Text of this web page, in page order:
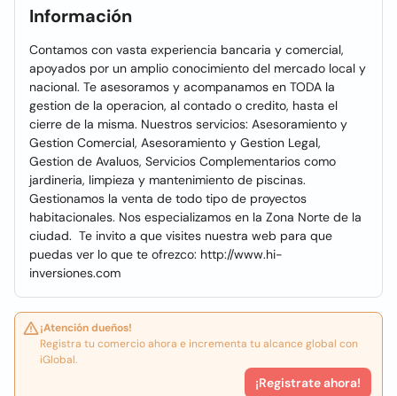
Información
Contamos con vasta experiencia bancaria y comercial,
apoyados por un amplio conocimiento del mercado local y
nacional. Te asesoramos y acompanamos en TODA la
gestion de la operacion, al contado o credito, hasta el
cierre de la misma. Nuestros servicios: Asesoramiento y
Gestion Comercial, Asesoramiento y Gestion Legal,
Gestion de Avaluos, Servicios Complementarios como
jardineria, limpieza y mantenimiento de piscinas.
Gestionamos la venta de todo tipo de proyectos
habitacionales. Nos especializamos en la Zona Norte de la
ciudad. Te invito a que visites nuestra web para que
puedas ver lo que te ofrezco: http://www.hi-
inversiones.com
¡Atención dueños!
Registra tu comercio ahora e incrementa tu alcance global con
iGlobal.
¡Registrate ahora!